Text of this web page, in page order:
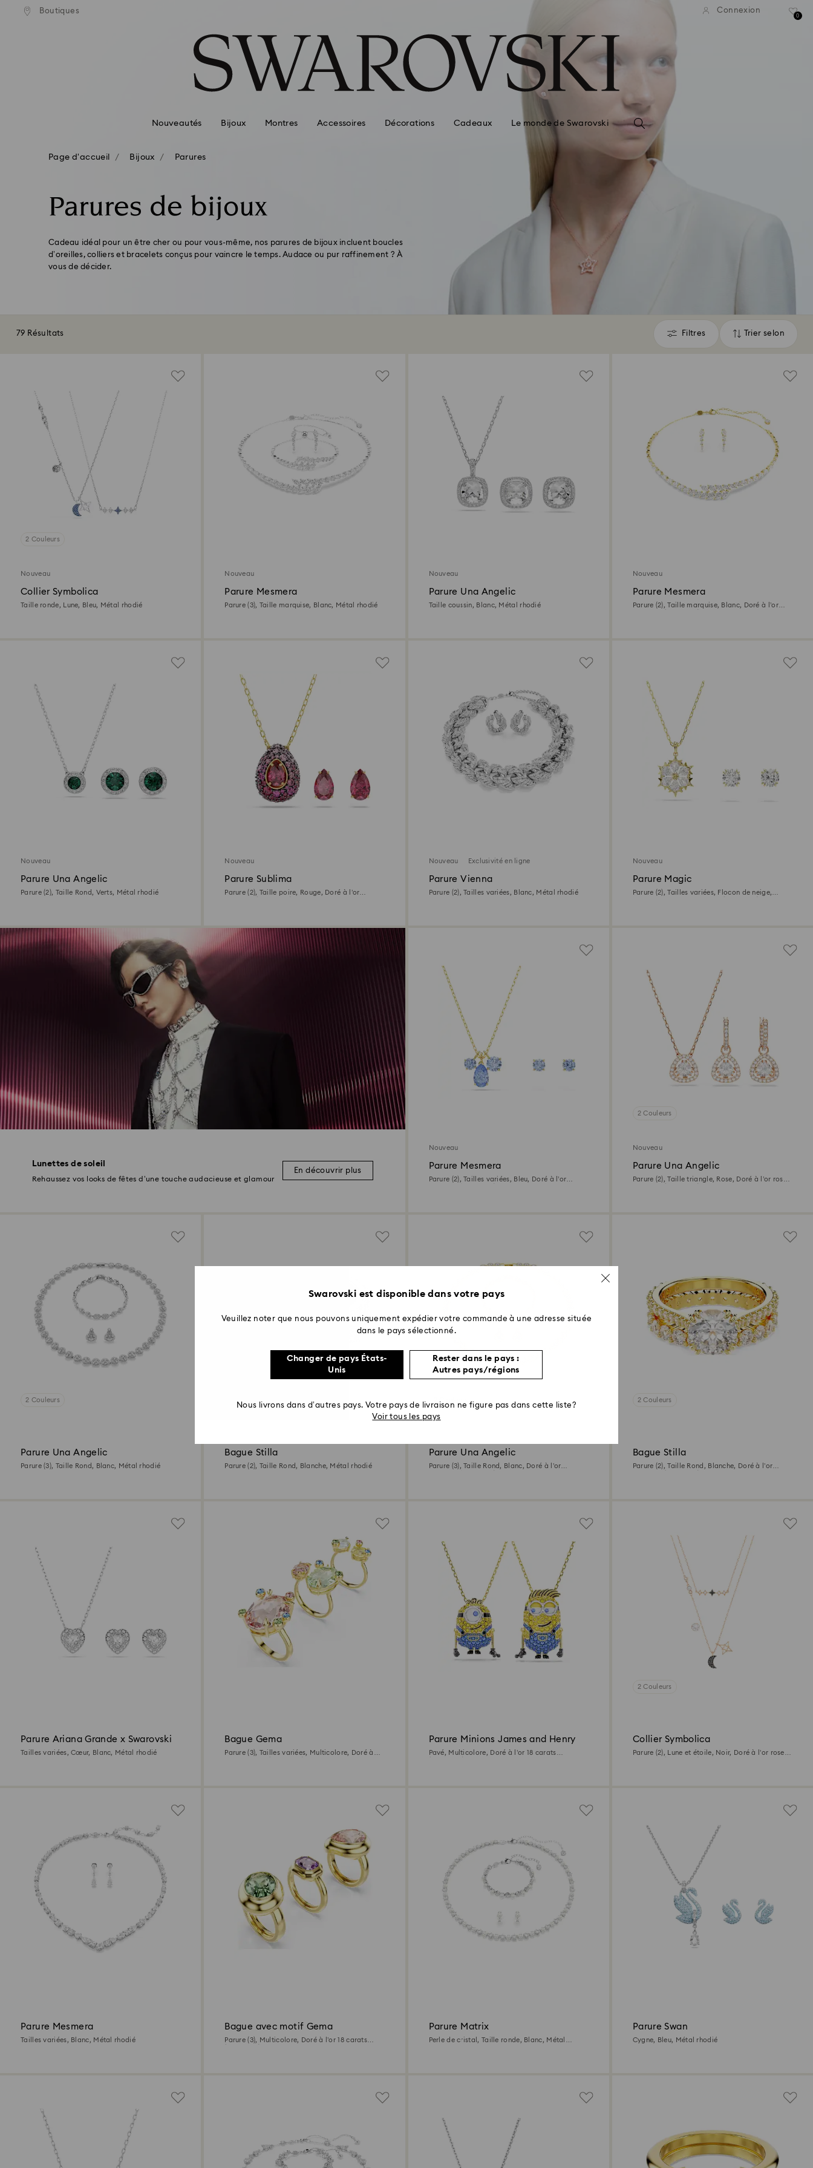
Accesskeys list
Boutiques Connexion
0
Nouveautés Bijoux Montres Accessoires Décorations Cadeaux Le monde de Swarovski
Page d'accueil Bijoux Parures
Parures de bijoux
Cadeau idéal pour un être cher ou pour vous-même, nos parures de bijoux incluent boucles
d’oreilles, colliers et bracelets conçus pour vaincre le temps. Audace ou pur raffinement ? À
vous de décider.
79 Résultats Filtres
Filtres Trier selon
Trier
Lunettes de soleil
Rehaussez vos looks de fêtes d’une touche audacieuse et glamour
En découvrir plus
2 Couleurs
Nouveau
Collier Symbolica
Taille ronde, Lune, Bleu, Métal rhodié
Nouveau
Parure Mesmera
Parure (3), Taille marquise, Blanc, Métal rhodié
Nouveau
Parure Una Angelic
Taille coussin, Blanc, Métal rhodié
Nouveau
Parure Mesmera
Parure (2), Taille marquise, Blanc, Doré à l’or
Nouveau
Parure Una Angelic
Parure (2), Taille Rond, Verts, Métal rhodié
Nouveau
Parure Sublima
Parure (2), Taille poire, Rouge, Doré à l’or
Nouveau Exclusivité en ligne
Parure Vienna
Parure (2), Tailles variées, Blanc, Métal rhodié
Nouveau
Parure Magic
Parure (2), Tailles variées, Flocon de neige,
Nouveau
Parure Mesmera
Parure (2), Tailles variées, Bleu, Doré à l’or
2 Couleurs
Nouveau
Parure Una Angelic
Parure (2), Taille triangle, Rose, Doré à l’or rose
2 Couleurs
Parure Una Angelic
Parure (3), Taille Rond, Blanc, Métal rhodié
Bague Stilla
Parure (2), Taille Rond, Blanche, Métal rhodié
Parure Una Angelic
Parure (3), Taille Rond, Blanc, Doré à l’or
2 Couleurs
Bague Stilla
Parure (2), Taille Rond, Blanche, Doré à l’or
Parure Ariana Grande x Swarovski
Tailles variées, Cœur, Blanc, Métal rhodié
Bague Gema
Parure (3), Tailles variées, Multicolore, Doré à
Parure Minions James and Henry
Pavé, Multicolore, Doré à l’or 18 carats
2 Couleurs
Collier Symbolica
Parure (2), Lune et étoile, Noir, Doré à l’or rose
Parure Mesmera
Tailles variées, Blanc, Métal rhodié
Bague avec motif Gema
Parure (3), Multicolore, Doré à l’or 18 carats
Parure Matrix
Perle de cristal, Taille ronde, Blanc, Métal
Parure Swan
Cygne, Bleu, Métal rhodié
Swarovski est disponible dans votre pays
Veuillez noter que nous pouvons uniquement expédier votre commande à une adresse située
dans le pays sélectionné.
Changer de pays États-
Unis
Rester dans le pays :
Autres pays/régions
Nous livrons dans d’autres pays. Votre pays de livraison ne figure pas dans cette liste?
Voir tous les pays